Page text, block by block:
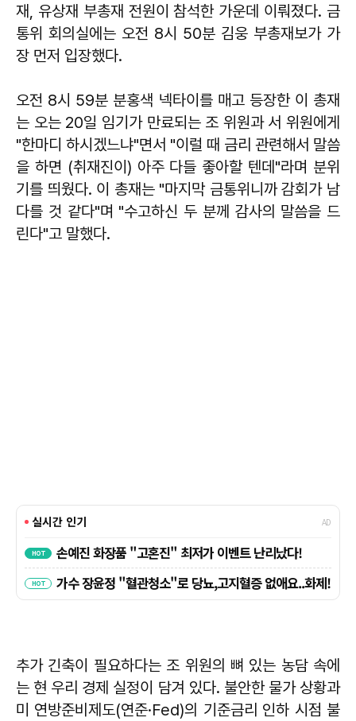
재, 유상재 부총재 전원이 참석한 가운데 이뤄졌다. 금
통위 회의실에는 오전 8시 50분 김웅 부총재보가 가
장 먼저 입장했다.
오전 8시 59분 분홍색 넥타이를 매고 등장한 이 총재
는 오는 20일 임기가 만료되는 조 위원과 서 위원에게
"한마디 하시겠느냐"면서 "이럴 때 금리 관련해서 말씀
을 하면 (취재진이) 아주 다들 좋아할 텐데"라며 분위
기를 띄웠다. 이 총재는 "마지막 금통위니까 감회가 남
다를 것 같다"며 "수고하신 두 분께 감사의 말씀을 드
린다"고 말했다.
추가 긴축이 필요하다는 조 위원의 뼈 있는 농담 속에
는 현 우리 경제 실정이 담겨 있다. 불안한 물가 상황과
미 연방준비제도(연준·Fed)의 기준금리 인하 시점 불